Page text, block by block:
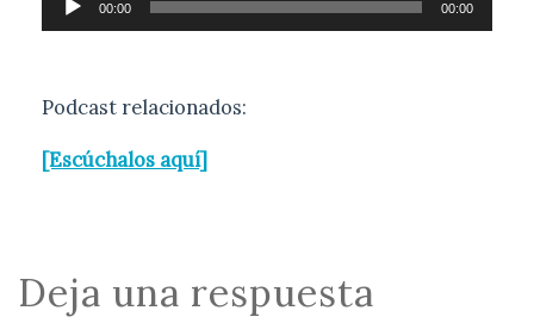
e
r
d
o
00:00 00:00
Podcast relacionados:
[Escúchalos aquí]
Deja una respuesta